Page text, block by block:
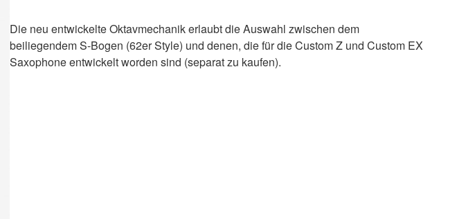
Die neu entwickelte Oktavmechanik erlaubt die Auswahl zwischen dem
beiliegendem S-Bogen (62er Style) und denen, die für die Custom Z und Custom EX
Saxophone entwickelt worden sind (separat zu kaufen).